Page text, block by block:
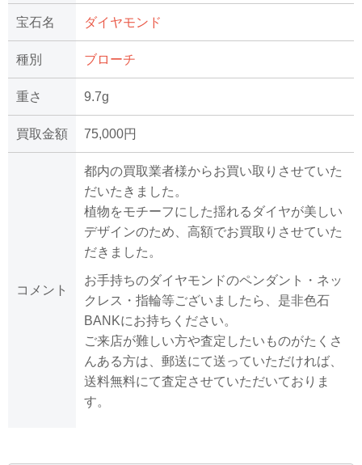
宝石名 ダイヤモンド
種別 ブローチ
重さ 9.7g
買取金額 75,000円
コメント
都内の買取業者様からお買い取りさせていた
だいたきました。
植物をモチーフにした揺れるダイヤが美しい
デザインのため、高額でお買取りさせていた
だきました。
お手持ちのダイヤモンドのペンダント・ネッ
クレス・指輪等ございましたら、是非色石
BANKにお持ちください。
ご来店が難しい方や査定したいものがたくさ
んある方は、郵送にて送っていただければ、
送料無料にて査定させていただいておりま
す。